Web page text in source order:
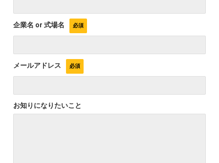
企業名 or 式場名
メールアドレス
お知りになりたいこと